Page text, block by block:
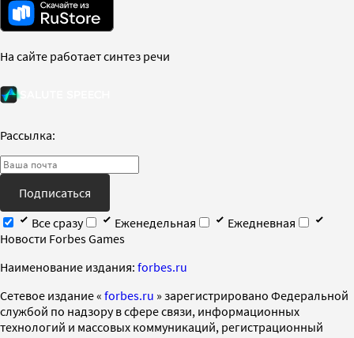
На сайте работает синтез речи
Рассылка:
Подписаться
Все сразу
Еженедельная
Ежедневная
Новости Forbes Games
Наименование издания: forbes.ru
Cетевое издание « forbes.ru » зарегистрировано Федеральной
службой по надзору в сфере связи, информационных
технологий и массовых коммуникаций, регистрационный